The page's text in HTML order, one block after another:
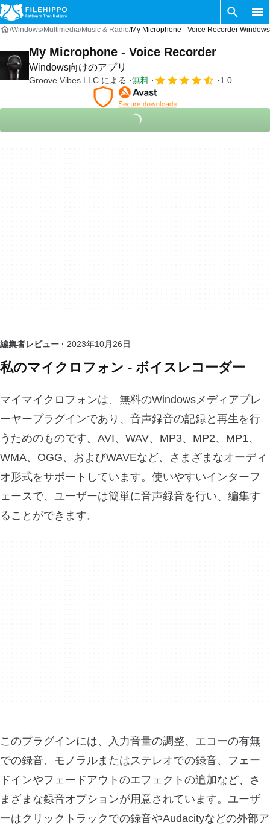
Windows Multimedia Music & Radio My Microphone - Voice Recorder
My Microphone - Voice Recorder
Windows向けのアプリ
Groove Vibes LLC による 無料 1.0
編集者レビュー · 2023年10月26日
私のマイクロフォン - ボイスレコーダー
マイマイクロフォンは、無料のWindowsメディアプレ
ーヤープラグインであり、音声録音の記録と再生を行
うためのものです。AVI、WAV、MP3、MP2、MP1、
WMA、OGG、およびWAVEなど、さまざまなオーディ
オ形式をサポートしています。使いやすいインターフ
ェースで、ユーザーは簡単に音声録音を行い、編集す
ることができます。
このプラグインには、入力音量の調整、エコーの有無
での録音、モノラルまたはステレオでの録音、フェー
ドインやフェードアウトのエフェクトの追加など、さ
まざまな録音オプションが用意されています。ユーザ
ーはクリックトラックでの録音やAudacityなどの外部ア